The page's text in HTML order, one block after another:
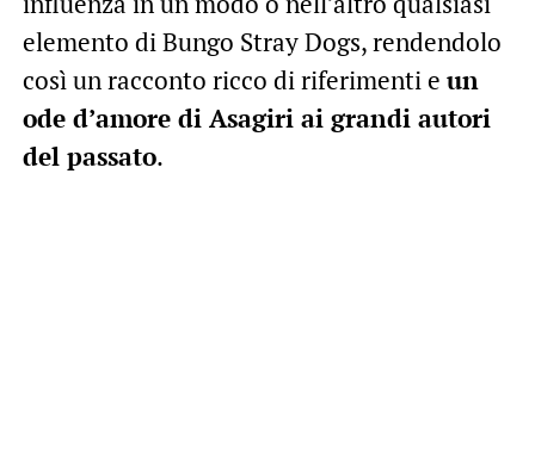
elemento di Bungo Stray Dogs, rendendolo
così un racconto ricco di riferimenti e un
ode d’amore di Asagiri ai grandi autori
del passato.